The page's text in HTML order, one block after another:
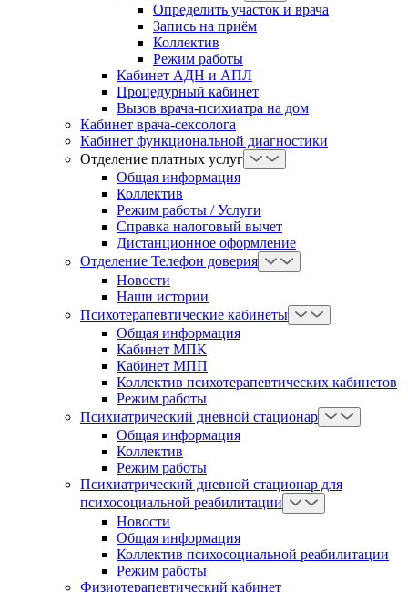
Определить участок и врача
Запись на приём
Коллектив
Режим работы
Кабинет АДН и АПЛ
Процедурный кабинет
Вызов врача-психиатра на дом
Кабинет врача-сексолога
Кабинет функциональной диагностики
Отделение платных услуг
Общая информация
Коллектив
Режим работы / Услуги
Справка налоговый вычет
Дистанционное оформление
Отделение Телефон доверия
Новости
Наши истории
Психотерапевтические кабинеты
Общая информация
Кабинет МПК
Кабинет МПП
Коллектив психотерапевтических кабинетов
Режим работы
Психиатрический дневной стационар
Общая информация
Коллектив
Режим работы
Психиатрический дневной стационар для
психосоциальной реабилитации
Новости
Общая информация
Коллектив психосоциальной реабилитации
Режим работы
Физиотерапевтический кабинет